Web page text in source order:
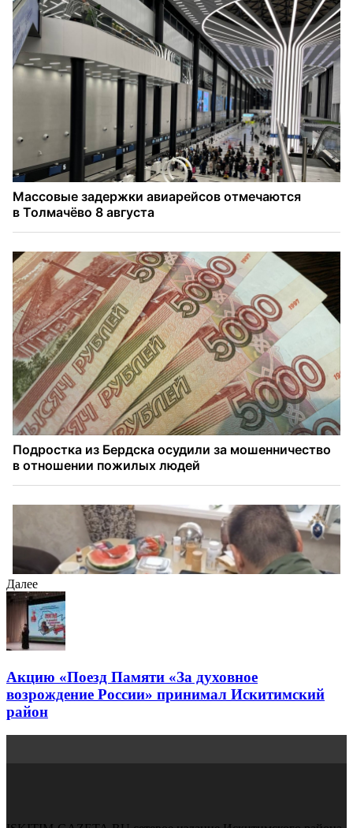
Далее
Акцию «Поезд Памяти «За духовное
возрождение России» принимал Искитимский
район